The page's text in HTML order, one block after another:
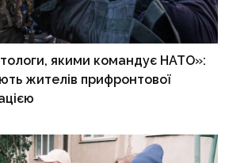
якими командує НАТО»:
жителів прифронтової